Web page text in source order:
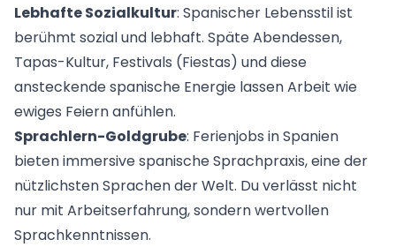
Lebhafte Sozialkultur: Spanischer Lebensstil ist
berühmt sozial und lebhaft. Späte Abendessen,
Tapas-Kultur, Festivals (Fiestas) und diese
ansteckende spanische Energie lassen Arbeit wie
ewiges Feiern anfühlen.
Sprachlern-Goldgrube: Ferienjobs in Spanien
bieten immersive spanische Sprachpraxis, eine der
nützlichsten Sprachen der Welt. Du verlässt nicht
nur mit Arbeitserfahrung, sondern wertvollen
Sprachkenntnissen.